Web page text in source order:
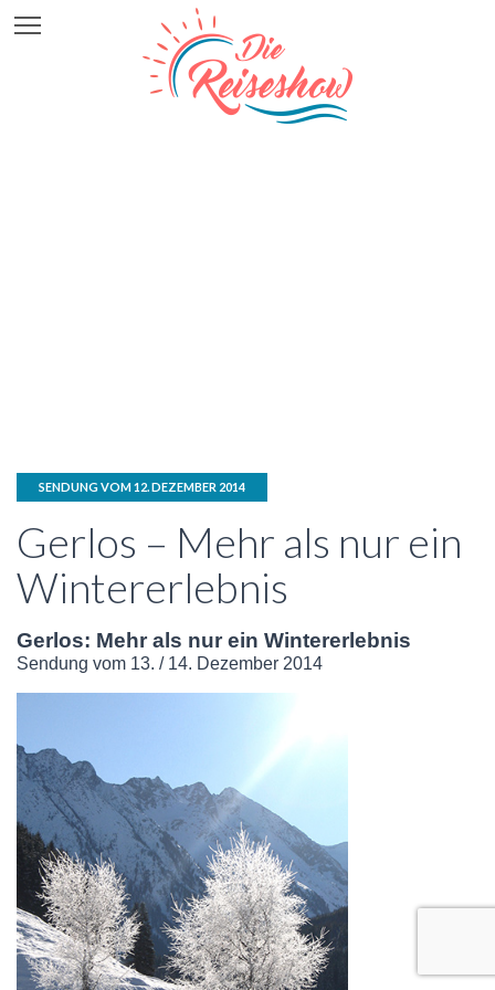
SENDUNG VOM 12. DEZEMBER 2014
Gerlos – Mehr als nur ein
Wintererlebnis
Gerlos: Mehr als nur ein Wintererlebnis
Sendung vom 13. / 14. Dezember 2014